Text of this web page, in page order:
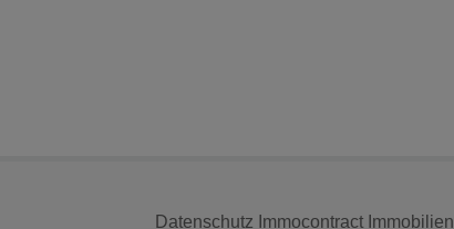
Datenschutz Immocontract Immobilien